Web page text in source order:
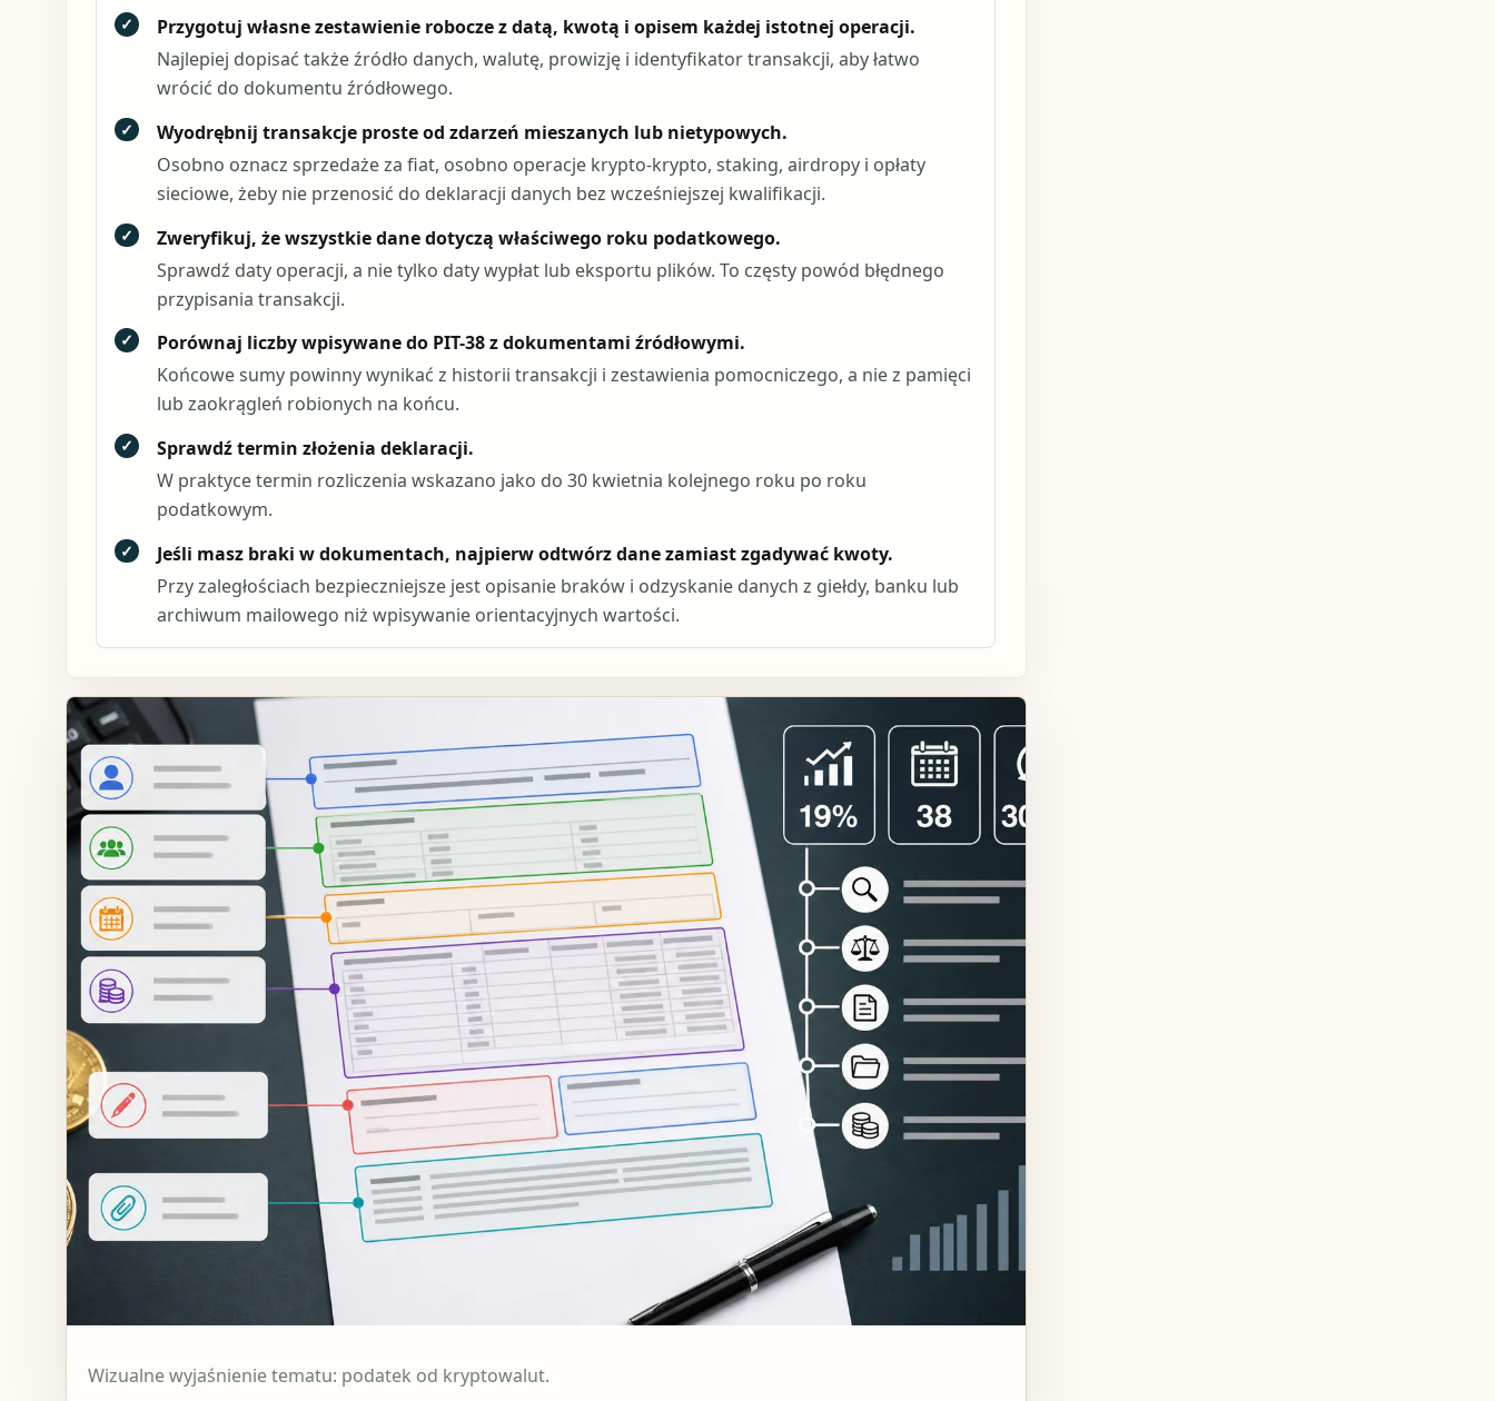
✓
Przygotuj własne zestawienie robocze z datą, kwotą i opisem każdej istotnej operacji.
Najlepiej dopisać także źródło danych, walutę, prowizję i identyfikator transakcji, aby łatwo
wrócić do dokumentu źródłowego.
✓
Wyodrębnij transakcje proste od zdarzeń mieszanych lub nietypowych.
Osobno oznacz sprzedaże za fiat, osobno operacje krypto-krypto, staking, airdropy i opłaty
sieciowe, żeby nie przenosić do deklaracji danych bez wcześniejszej kwalifikacji.
✓
Zweryfikuj, że wszystkie dane dotyczą właściwego roku podatkowego.
Sprawdź daty operacji, a nie tylko daty wypłat lub eksportu plików. To częsty powód błędnego
przypisania transakcji.
✓
Porównaj liczby wpisywane do PIT-38 z dokumentami źródłowymi.
Końcowe sumy powinny wynikać z historii transakcji i zestawienia pomocniczego, a nie z pamięci
lub zaokrągleń robionych na końcu.
✓
Sprawdź termin złożenia deklaracji.
W praktyce termin rozliczenia wskazano jako do 30 kwietnia kolejnego roku po roku
podatkowym.
✓
Jeśli masz braki w dokumentach, najpierw odtwórz dane zamiast zgadywać kwoty.
Przy zaległościach bezpieczniejsze jest opisanie braków i odzyskanie danych z giełdy, banku lub
archiwum mailowego niż wpisywanie orientacyjnych wartości.
Wizualne wyjaśnienie tematu: podatek od kryptowalut.